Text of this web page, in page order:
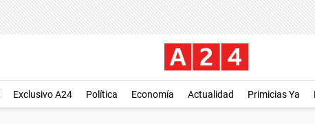
Exclusivo A24 Política Economía Actualidad Primicias Ya